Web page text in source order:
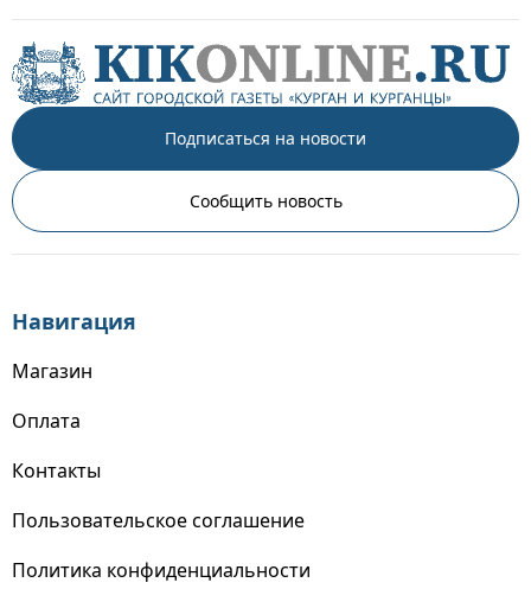
Подписаться на новости
Сообщить новость
Навигация
Магазин
Оплата
Контакты
Пользовательское соглашение
Политика конфиденциальности